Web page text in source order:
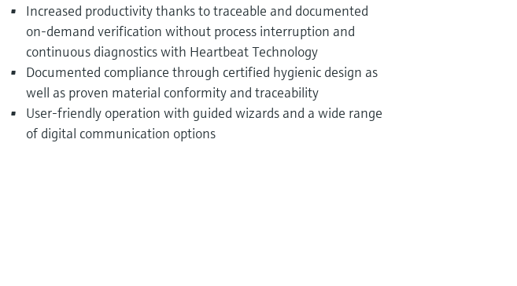
Increased productivity thanks to traceable and documented
on-demand verification without process interruption and
continuous diagnostics with Heartbeat Technology
Documented compliance through certified hygienic design as
well as proven material conformity and traceability
User-friendly operation with guided wizards and a wide range
of digital communication options